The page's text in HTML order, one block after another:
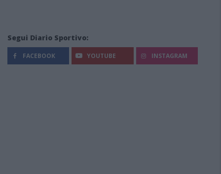
Segui Diario Sportivo:
FACEBOOK YOUTUBE INSTAGRAM